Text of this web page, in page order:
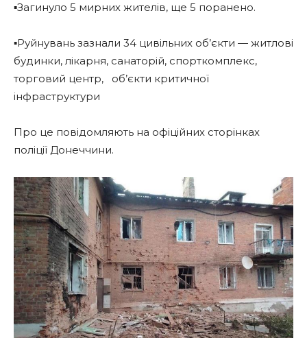
▪️Загинуло 5 мирних жителів, ще 5 поранено.
▪️Руйнувань зазнали 34 цивільних об’єкти — житлові
будинки, лікарня, санаторій, спорткомплекс,
торговий центр,
об’єкти критичної
інфраструктури
Про це повідомляють на офіційних сторінках
поліції Донеччини.